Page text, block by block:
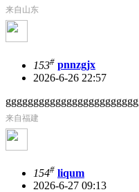
来自山东
153# pnnzgjx
2026-6-26 22:57
来自福建
154# liqum
2026-6-27 09:13